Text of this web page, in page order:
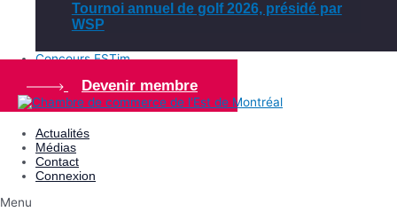
Tournoi annuel de golf 2026, présidé par
WSP
Concours ESTim
Devenir membre
Actualités
Médias
Contact
Connexion
Menu